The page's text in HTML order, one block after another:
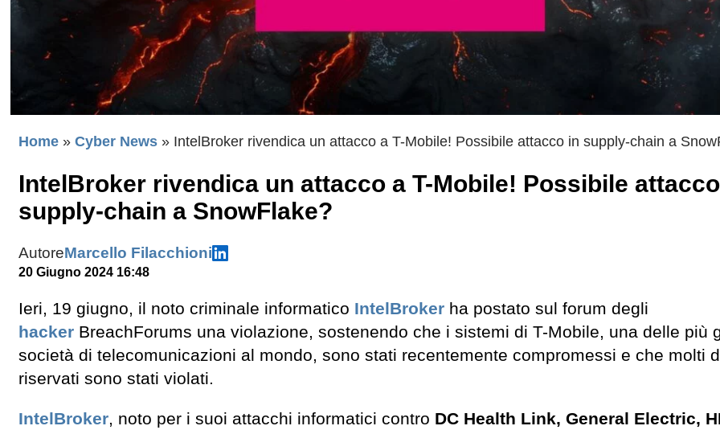
Home » Cyber News » IntelBroker rivendica un attacco a T-Mobile! Possibile attacco in supply-chain a
IntelBroker rivendica un attacco a T-Mobile! Possibile
supply-chain a SnowFlake?
AutoreMarcello Filacchioni
20 Giugno 2024 16:48
Ieri, 19 giugno, il noto criminale informatico IntelBroker ha postato sul forum degli
hacker BreachForums una violazione, sostenendo che i sistemi di T-Mobile, una delle più
società di telecomunicazioni al mondo, sono stati recentemente compromessi e che molti
riservati sono stati violati.
IntelBroker, noto per i suoi attacchi informatici contro DC Health Link, General Electric,